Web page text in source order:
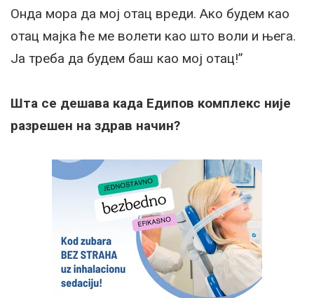
Онда мора да мој отац вреди. Ако будем као
отац мајка ће ме волети као што воли и њега.
Ја треба да будем баш као мој отац!”
Шта се дешава када Едипов комплекс није
разрешен на здрав начин?